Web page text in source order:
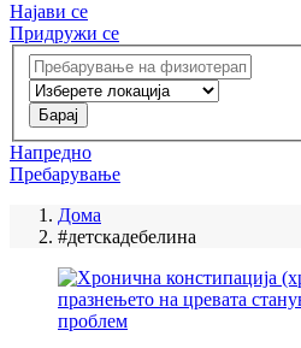
Најави се
Придружи се
Напредно
Пребарување
Дома
#детскадебелина